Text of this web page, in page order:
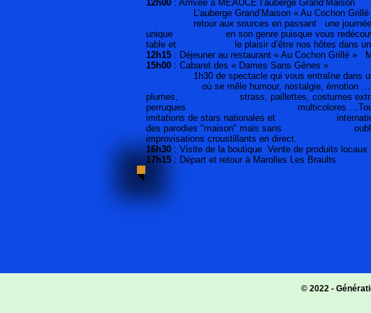
12h00 : Arrivée à MEAUCÉ l’auberge Grand’Maison
L’auberge Grand’Maison « Au Cochon Grillé
retour aux sources en passant une journée
unique en son genre puisque vous
table et le plaisir d’être nos hôtes dans un
12h15 : Déjeuner au restaurant « Au Cochon Grillé »
15h00 : Cabaret des « Dames Sans Gênes »
1h30 de spectacle qui vous entraîne dans un
où se mêle humour, nostalgie, émotion …
plumes, strass, paillettes, costumes
perruques multicolores …Tout
imitations de stars nationales et
des parodies "maison" mais sans
improvisations croustillants en direct.
16h30 : Visite de la boutique Vente de produits locaux
17h15 : Départ et retour à Marolles Les Braults
© 2022 -